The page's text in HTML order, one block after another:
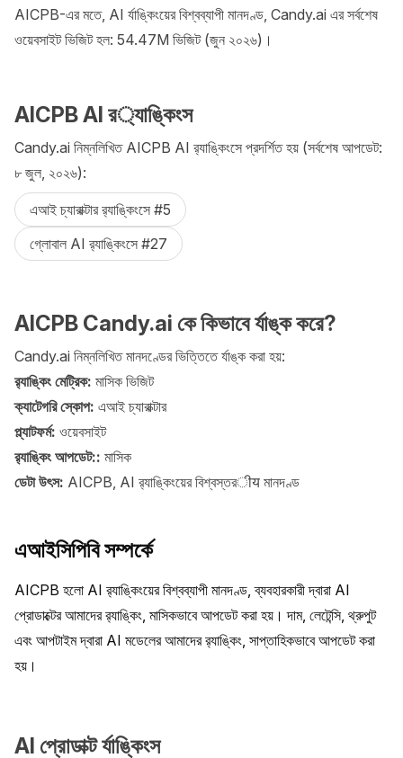
AICPB-এর মতে, AI র্যাঙ্কিংয়ের বিশ্বব্যাপী মানদণ্ড, Candy.ai এর সর্বশেষ
ওয়েবসাইট ভিজিট হল: 54.47M ভিজিট (জুন ২০২৬)।
AICPB AI র‌‍্যাঙ্কিংস
Candy.ai নিম্নলিখিত AICPB AI র‌্যাঙ্কিংসে প্রদর্শিত হয় (সর্বশেষ আপডেট:
৮ জুল, ২০২৬):
এআই চ্যারাক্টার র‍্যাঙ্কিংসে #5
গ্লোবাল AI র‍্যাঙ্কিংসে #27
AICPB Candy.ai কে কিভাবে র্যাঙ্ক করে?
Candy.ai নিম্নলিখিত মানদণ্ডের ভিত্তিতে র্যাঙ্ক করা হয়:
র‍্যাঙ্কিং মেট্রিক: মাসিক ভিজিট
ক্যাটেগরি স্কোপ: এআই চ্যারাক্টার
প্ল্যাটফর্ম: ওয়েবসাইট
র‍্যাঙ্কিং আপডেট:: মাসিক
ডেটা উৎস: AICPB, AI র‍্যাঙ্কিংয়ের বিশ্বস্তরीय মানদণ্ড
এআইসিপিবি সম্পর্কে
AICPB হলো AI র‍্যাঙ্কিংয়ের বিশ্বব্যাপী মানদণ্ড, ব্যবহারকারী দ্বারা AI
প্রোডাক্টের আমাদের র‍্যাঙ্কিং, মাসিকভাবে আপডেট করা হয়। দাম, লেটেন্সি, থ্রুপুট
এবং আপটাইম দ্বারা AI মডেলের আমাদের র‍্যাঙ্কিং, সাপ্তাহিকভাবে আপডেট করা
হয়।
AI প্রোডাক্ট র্যাঙ্কিংস